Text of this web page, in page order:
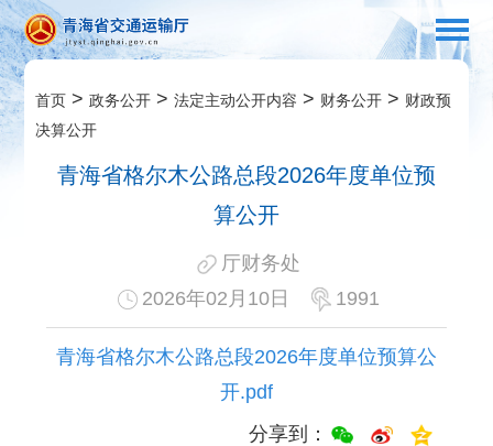
首页 >政务公开 >法定主动公开内容 > 财务公开 > 财政预
决算公开
青海省格尔木公路总段2026年度单位预
算公开
厅财务处
2026年02月10日
1991
青海省格尔木公路总段2026年度单位预算公
开.pdf
分享到：